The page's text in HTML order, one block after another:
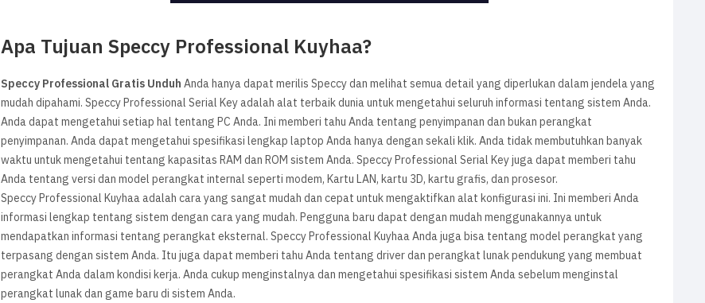
Apa Tujuan Speccy Professional Kuyhaa?
Speccy Professional Gratis UnduhAnda hanya dapat merilis Speccy dan melihat semua detail yang diperlukan dalam jendela yang
mudah dipahami. Speccy Professional Serial Key adalah alat terbaik dunia untuk mengetahui seluruh informasi tentang sistem Anda.
Anda dapat mengetahui setiap hal tentang PC Anda. Ini memberi tahu Anda tentang penyimpanan dan bukan perangkat
penyimpanan. Anda dapat mengetahui spesifikasi lengkap laptop Anda hanya dengan sekali klik. Anda tidak membutuhkan banyak
waktu untuk mengetahui tentang kapasitas RAM dan ROM sistem Anda. Speccy Professional Serial Key juga dapat memberi tahu
Anda tentang versi dan model perangkat internal seperti modem, Kartu LAN, kartu 3D, kartu grafis, dan prosesor.
Speccy Professional Kuyhaa adalah cara yang sangat mudah dan cepat untuk mengaktifkan alat konfigurasi ini. Ini memberi Anda
informasi lengkap tentang sistem dengan cara yang mudah. Pengguna baru dapat dengan mudah menggunakannya untuk
mendapatkan informasi tentang perangkat eksternal. Speccy Professional Kuyhaa Anda juga bisa tentang model perangkat yang
terpasang dengan sistem Anda. Itu juga dapat memberi tahu Anda tentang driver dan perangkat lunak pendukung yang membuat
perangkat Anda dalam kondisi kerja. Anda cukup menginstalnya dan mengetahui spesifikasi sistem Anda sebelum menginstal
perangkat lunak dan game baru di sistem Anda.